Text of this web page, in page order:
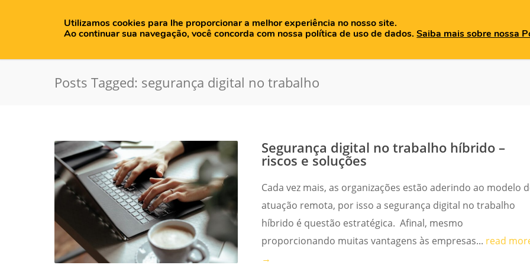
HOME QUEM SOMOS PRODUTOS BLOG MATERIAIS
Posts Tagged: segurança digital no trabalho
Segurança digital no trabalho híbrido –
riscos e soluções
Cada vez mais, as organizações estão aderindo ao modelo
atuação remota, por isso a segurança digital no trabalho
híbrido é questão estratégica. Afinal, mesmo
proporcionando muitas vantagens às empresas... read
→
Utilizamos cookies para lhe proporcionar a melhor experiência no nosso site.
Ao continuar sua navegação, você concorda com nossa política de uso de dados.Saiba mais sobre nossa